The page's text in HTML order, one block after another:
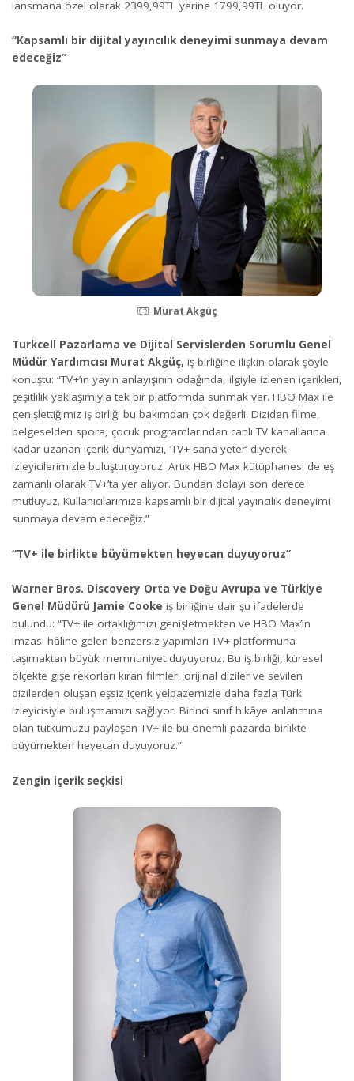
lansmana özel olarak 2399,99TL yerine 1799,99TL oluyor.
“Kapsamlı bir dijital yayıncılık deneyimi sunmaya devam
edeceğiz”
Murat Akgüç
Turkcell Pazarlama ve Dijital Servislerden Sorumlu Genel
Müdür Yardımcısı Murat Akgüç, iş birliğine ilişkin olarak şöyle
konuştu: “TV+’ın yayın anlayışının odağında, ilgiyle izlenen içerikleri,
çeşitlilik yaklaşımıyla tek bir platformda sunmak var. HBO Max ile
genişlettiğimiz iş birliği bu bakımdan çok değerli. Diziden filme,
belgeselden spora, çocuk programlarından canlı TV kanallarına
kadar uzanan içerik dünyamızı, ‘TV+ sana yeter’ diyerek
izleyicilerimizle buluşturuyoruz. Artık HBO Max kütüphanesi de eş
zamanlı olarak TV+’ta yer alıyor. Bundan dolayı son derece
mutluyuz. Kullanıcılarımıza kapsamlı bir dijital yayıncılık deneyimi
sunmaya devam edeceğiz.”
“TV+ ile birlikte büyümekten heyecan duyuyoruz”
Warner Bros. Discovery Orta ve Doğu Avrupa ve Türkiye
Genel Müdürü Jamie Cooke iş birliğine dair şu ifadelerde
bulundu: “TV+ ile ortaklığımızı genişletmekten ve HBO Max’in
imzası hâline gelen benzersiz yapımları TV+ platformuna
taşımaktan büyük memnuniyet duyuyoruz. Bu iş birliği, küresel
ölçekte gişe rekorları kıran filmler, orijinal diziler ve sevilen
dizilerden oluşan eşsiz içerik yelpazemizle daha fazla Türk
izleyicisiyle buluşmamızı sağlıyor. Birinci sınıf hikâye anlatımına
olan tutkumuzu paylaşan TV+ ile bu önemli pazarda birlikte
büyümekten heyecan duyuyoruz.”
Zengin içerik seçkisi